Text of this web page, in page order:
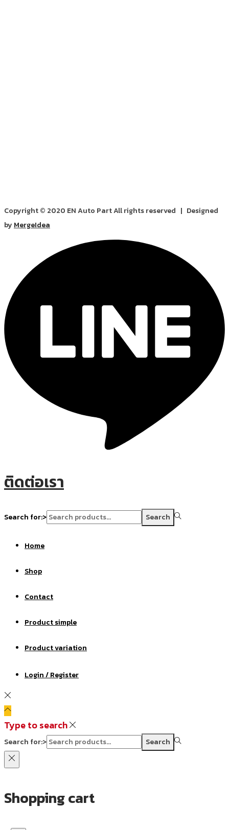
Copyright © 2020 EN Auto Part All rights reserved | Designed
by MergeIdea
ติดต่อเรา
Search for:> Search
Home
Shop
Contact
Product simple
Product variation
Login / Register
Type to search
Search for:> Search
Shopping cart